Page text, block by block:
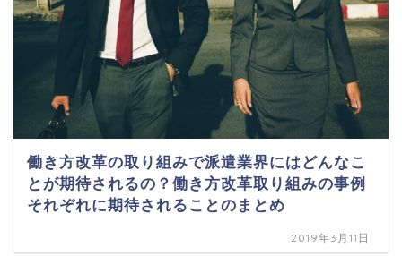
働き方改革の取り組みで派遣業界にはどんなこ
とが期待されるの？働き方改革取り組みの事例
それぞれに期待されることのまとめ
2019年3月11日